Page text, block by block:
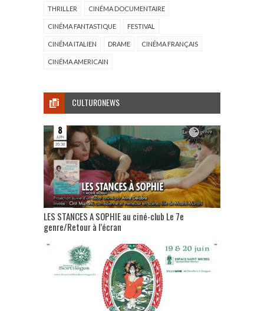
THRILLER CINÉMA DOCUMENTAIRE
CINÉMA FANTASTIQUE FESTIVAL
CINÉMA ITALIEN DRAME CINÉMA FRANÇAIS
CINÉMA AMERICAIN
CULTURONEWS
LES STANCES A SOPHIE au ciné-club Le 7e
genre/Retour à l’écran